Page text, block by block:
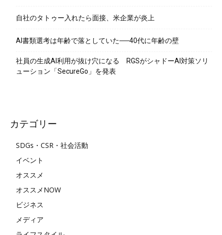
自社のタトゥー入れたら面接、米企業が炎上
AI書類選考は年齢で落としていた──40代に年齢の壁
社員の生成AI利用が抜け穴になる RGSがシャドーAI対策ソリ
ューション「SecureGo」を発表
カテゴリー
SDGs・CSR・社会活動
イベント
オススメ
オススメNOW
ビジネス
メディア